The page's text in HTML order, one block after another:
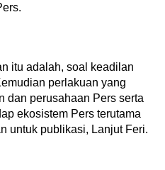
itu adalah, soal keadilan
perlakuan yang
dan perusahaan Pers serta
ekosistem Pers terutama
untuk publikasi, Lanjut Feri.